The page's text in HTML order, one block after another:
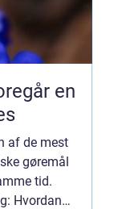
af de mest
gøremål
tid.
Hvordan